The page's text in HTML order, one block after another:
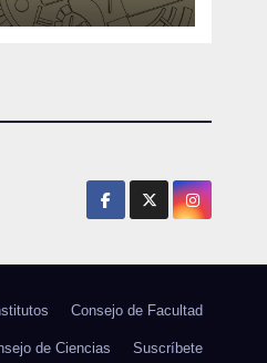
Consejo de Facultad
de Ciencias Suscríbete